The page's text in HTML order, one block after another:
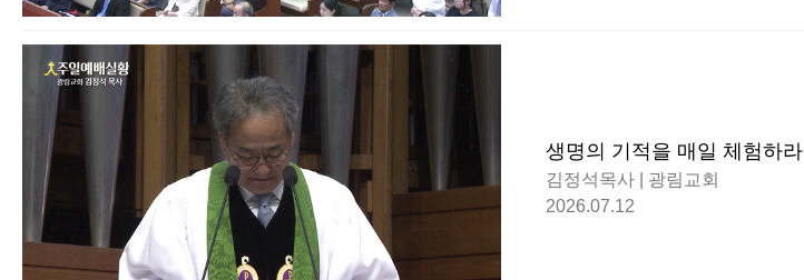
생명의 기적을 매일 체험하라
김정석목사 | 광림교회
2026.07.12